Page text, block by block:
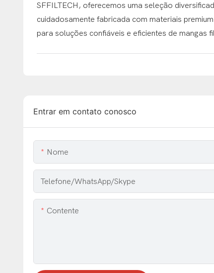
SFFILTECH, oferecemos uma seleção
cuidadosamente fabricada com materiais
para soluções confiáveis ​​e eficientes de mangas
Entrar em contato conosco
Nome
Telefone/WhatsApp/Skype
Contente